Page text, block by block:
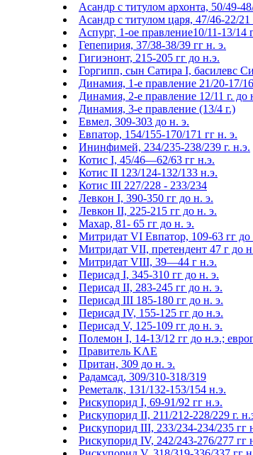
Асандр с титулом архонта, 50/49-
Асандр с титулом царя, 47/46-22/21
Аспург, 1-ое правление10/11-13/14
Гепепирия, 37/38-38/39 гг н. э.
Гигиэнонт, 215-205 гг до н.э.
Горгипп, сын Сатира I, басилевс
Динамия, 1-е правление 21/20-17/
Динамия, 2-е правление 12/11 г. до
Динамия, 3-е правление (13/4 г.)
Евмел, 309-303 до н. э.
Евпатор, 154/155-170/171 гг н. э.
Ининфимей, 234/235-238/239 г. н.э.
Котис I, 45/46—62/63 гг н.э.
Котис II 123/124-132/133 н.э.
Котис III 227/228 - 233/234
Левкон I, 390-350 гг до н. э.
Левкон II, 225-215 гг до н. э.
Махар, 81- 65 гг до н. э.
Митридат VI Евпатор, 109-63 гг до
Митридат VII, претендент 47 г до
Митридат VIII, 39—44 г н.э.
Перисад I, 345-310 гг до н. э.
Перисад II, 283-245 гг до н. э.
Перисад III 185-180 гг до н. э.
Перисад IV, 155-125 гг до н.э.
Перисад V, 125-109 гг до н. э.
Полемон I, 14-13/12 гг до н.э.;
Правитель ΚΛΕ
Притан, 309 до н. э.
Радамсад, 309/310-318/319
Реметалк, 131/132-153/154 н.э.
Рискупорид I, 69-91/92 гг н.э.
Рискупорид II, 211/212-228/229 г.
Рискупорид III, 233/234-234/235 гг
Рискупорид IV, 242/243-276/277 гг